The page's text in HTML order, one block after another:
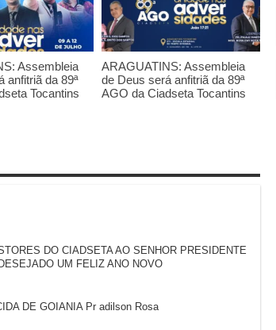
Assembleia
anfitriã da 89ª
Tocantins
ARAGUATINS: Assembleia
de Deus será anfitriã da 89ª
AGO da Ciadseta Tocantins
DO CIADSETA AO SENHOR PRESIDENTE
UM FELIZ ANO NOVO
DE GOIANIA Pr adilson Rosa